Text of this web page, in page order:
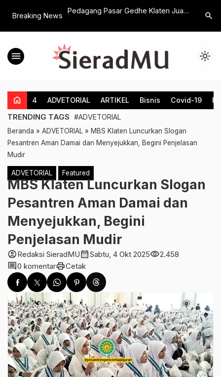
Breaking News
Klaten Wisuda
Wirausaha MEK
Pedagang Pasar Gedhe Klaten Jual
Pemantau Akan Hubungi Penyalur
search
menu light_mode
home 4 ADVETORIAL ARTIKEL Bisnis Covid-19
TRENDING TAGS #ADVETORIAL
Beranda » ADVETORIAL » MBS Klaten Luncurkan Slogan
Pesantren Aman Damai dan Menyejukkan, Begini Penjelasan
Mudir
ADVETORIAL Featured
MBS Klaten Luncurkan Slogan
Pesantren Aman Damai dan
Menyejukkan, Begini
Penjelasan Mudir
account_circleRedaksi SieradMUcalendar_monthSabtu, 4 Okt 2025visibility2.458
comment0 komentarprintCetak